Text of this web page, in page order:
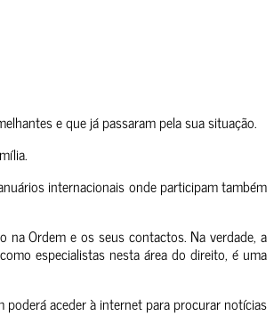
e que já passaram pela sua situação.
internacionais onde participam também
na Ordem e os seus contactos. Na verdade, a
especialistas nesta área do direito, é uma
aceder à internet para procurar notícias